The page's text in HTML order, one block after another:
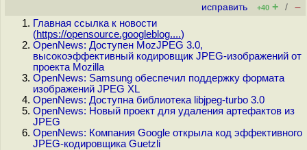
исправить +40 + / –
Главная ссылка к новости
(https://opensource.googleblog....)
OpenNews: Доступен MozJPEG 3.0,
высокоэффективный кодировщик JPEG-изображений от
проекта Mozilla
OpenNews: Samsung обеспечил поддержку формата
изображений JPEG XL
OpenNews: Доступна библиотека libjpeg-turbo 3.0
OpenNews: Новый проект для удаления артефактов из
JPEG
OpenNews: Компания Google открыла код эффективного
JPEG-кодировщика Guetzli